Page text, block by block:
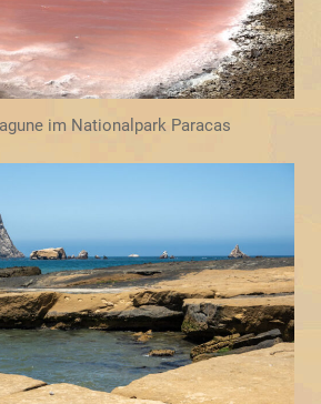
im Nationalpark Paracas